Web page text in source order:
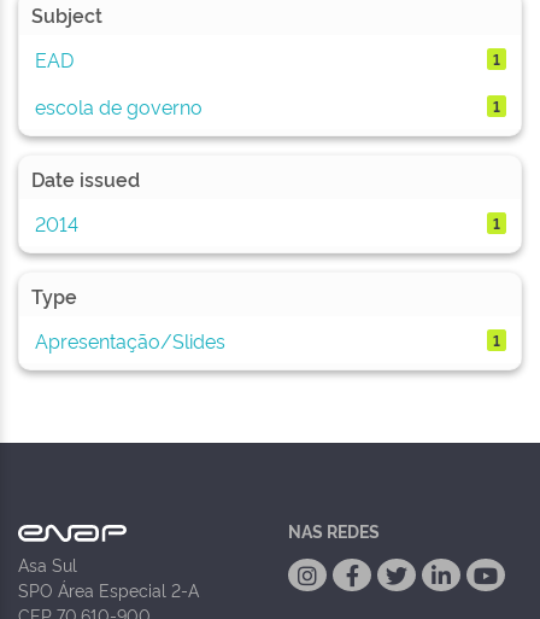
Subject
EAD
1
escola de governo 1
Date issued
2014
1
Type
Apresentação/Slides
1
Asa Sul
SPO Área Especial 2-A
NAS REDES